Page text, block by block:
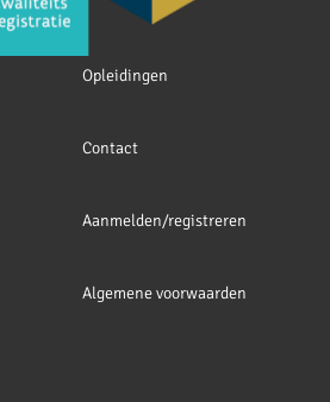
Opleidingen
Contact
Aanmelden/registreren
Algemene voorwaarden